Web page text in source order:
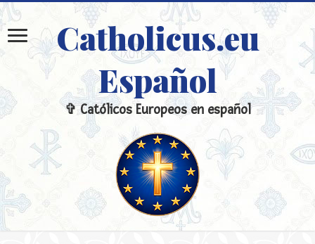
Catholicus.eu
Español
✞ Católicos Europeos en español